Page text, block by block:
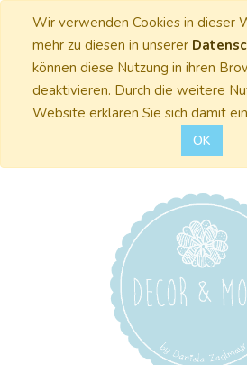
Wir verwenden Cookies in dieser
mehr zu diesen in unserer
können diese Nutzung in ihren
deaktivieren. Durch die weitere
Website erklären Sie sich damit
OK